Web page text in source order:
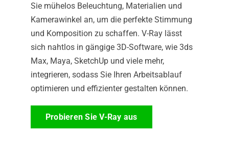
Sie mühelos Beleuchtung, Materialien und
Kamerawinkel an, um die perfekte Stimmung
und Komposition zu schaffen. V-Ray lässt
sich nahtlos in gängige 3D-Software, wie 3ds
Max, Maya, SketchUp und viele mehr,
integrieren, sodass Sie Ihren Arbeitsablauf
optimieren und effizienter gestalten können.
Probieren Sie V-Ray aus